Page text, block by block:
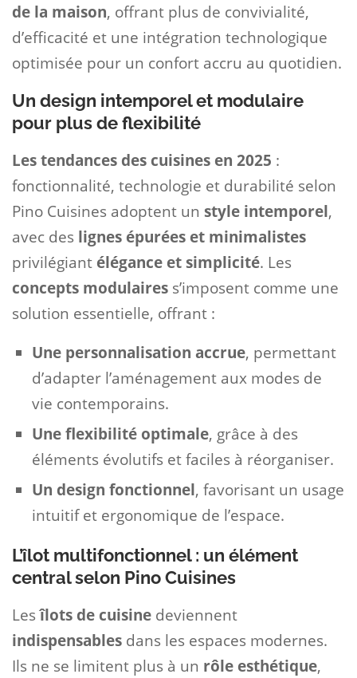
de la maison, offrant plus de convivialité,
d’efficacité et une intégration technologique
optimisée pour un confort accru au quotidien.
Un design intemporel et modulaire
pour plus de flexibilité
Les tendances des cuisines en 2025 :
fonctionnalité, technologie et durabilité selon
Pino Cuisines adoptent un style intemporel,
avec des lignes épurées et minimalistes
privilégiant élégance et simplicité. Les
concepts modulaires s’imposent comme une
solution essentielle, offrant :
Une personnalisation accrue, permettant
d’adapter l’aménagement aux modes de
vie contemporains.
Une flexibilité optimale, grâce à des
éléments évolutifs et faciles à réorganiser.
Un design fonctionnel, favorisant un usage
intuitif et ergonomique de l’espace.
L’îlot multifonctionnel : un élément
central selon Pino Cuisines
Lesîlots de cuisine deviennent
indispensables dans les espaces modernes.
Ils ne se limitent plus à un rôle esthétique,